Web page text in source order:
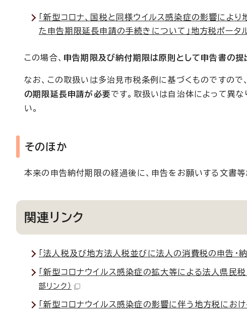
「新型コロナ、国税と同様ウイルス感染症の影響に
た申告期限延長申請の手続きについて」地方税ポータ
この場合、 申告期限及び納付期限は原則として申告書の提
なお、この取扱いは多治見市税条例に基づくものですので
の期限延長申請が必要です。取扱いは自治体によって異
い。
そのほか
本来の申告納付期限の経過後に、申告をお願いする文書
関連リンク
「法人税及び地方法人税並びに法人の消費税の申告・
「新型コロナウイルス感染症の拡大等による法人県民
部リンク）
「新型コロナウイルス感染症の影響に伴う地方税にお